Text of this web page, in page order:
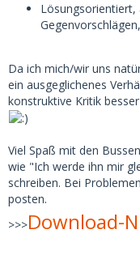
Lösungsorientiert,
Da ich mich/wir uns
ein ausgeglichenes
konstruktive Kritik
Viel Spaß mit den
wie "Ich werde ihn mir
schreiben. Bei
posten.
>>>Download-